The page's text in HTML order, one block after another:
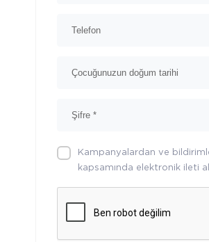
Kampanyalardan ve
kapsamında elektronik ileti